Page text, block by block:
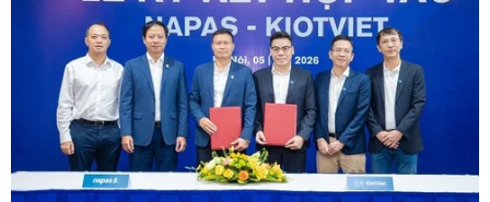
Một điểm xét nghiệm nhanh COVID-19 tại Sibreh, tỉnh Aceh,
Indonesia, ngày 11/6/2020. (Nguồn: AFP/TTXVN)
Theo báo cáo mới nhất của Bộ Y tế Indonesia
công bố ngày 15/6, trong 24 giờ qua, nước này
đã ghi nhận thêm 1.017 ca nhiễm virus SARS-